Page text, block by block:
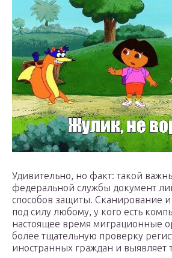
Удивительно, но факт: такой
федеральной службы документ
способов защиты. Сканирование и
под силу любому, у кого есть
настоящее время миграционные
более тщательную проверку
иностранных граждан и выявляет